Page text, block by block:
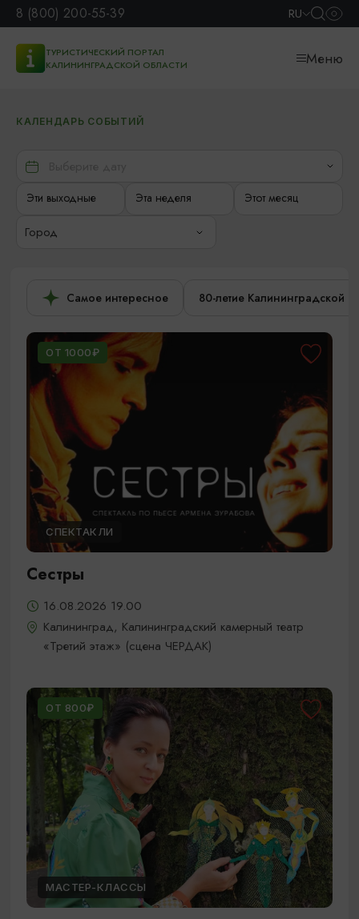
8 (800) 200-55-39 RU
ТУРИСТИЧЕСКИЙ ПОРТАЛ
КАЛИНИНГРАДСКОЙ ОБЛАСТИ
Меню
КАЛЕНДАРЬ СОБЫТИЙ
Эти выходные Эта неделя Этот месяц
Город
Самое интересное 80-летие Калининградской
ОТ 1000₽
СПЕКТАКЛИ
Сестры
16.08.2026 19.00
Калининград, Калининградский камерный театр
«Третий этаж» (сцена ЧЕРДАК)
ОТ 800₽
МАСТЕР-КЛАССЫ